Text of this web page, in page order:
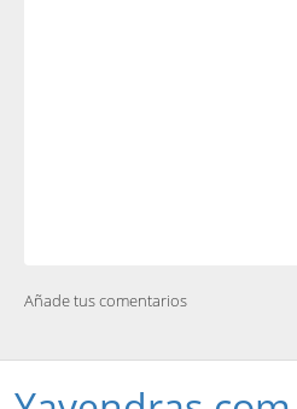
Añade tus comentarios